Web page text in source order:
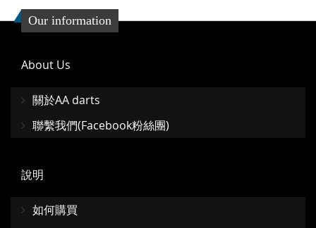
Our information
About Us
關於AA darts
聯繫我們(Facebook粉絲團)
說明
如何購買